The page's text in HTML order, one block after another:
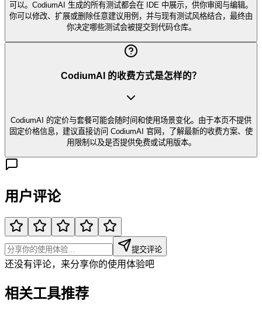
可以。CodiumAI 生成的所有测试都会在 IDE 中展示，供你审阅与编辑。
你可以修改、扩展或删除任意建议用例，并与现有测试风格结合，最终由
你决定哪些测试会被提交到代码仓库。
CodiumAI 的收费方式是怎样的？
CodiumAI 的定价与套餐可能会随时间和使用场景变化。由于本页不提供
固定价格信息，建议直接访问 CodiumAI 官网，了解最新的收费方案、使
用限制以及是否提供免费或试用版本。
用户评论
提交评论
还没有评论，来分享你的使用体验吧
相关工具推荐